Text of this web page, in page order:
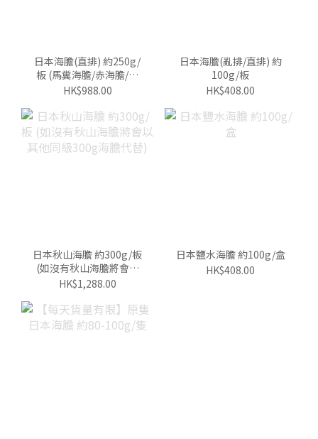
日本海膽(直排) 約250g/
板 (馬糞海膽/赤海膽/紫
海膽，視乎季節隨機出
HK$988.00
日本海膽(亂排/直排) 約
100g/板
HK$408.00
日本秋山海膽 約300g/板
(如沒有秋山海膽將會以
其他同級300g海膽代替)
HK$1,288.00
日本鹽水海膽 約100g/盒
HK$408.00